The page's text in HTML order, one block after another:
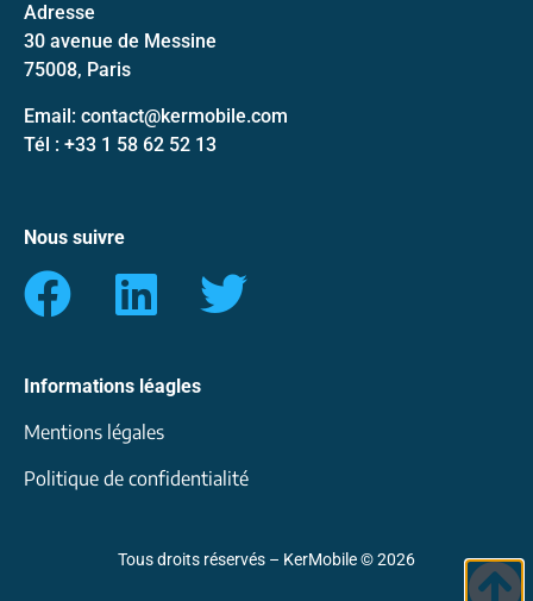
Adresse
30 avenue de Messine
75008, Paris
Email: contact@kermobile.com
Tél : +33 1 58 62 52 13
Nous suivre
Informations léagles
Mentions légales
Politique de confidentialité
Tous droits réservés – KerMobile © 2026